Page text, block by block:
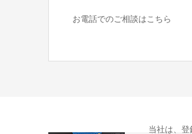
お電話でのご相談はこちら
当社は、登